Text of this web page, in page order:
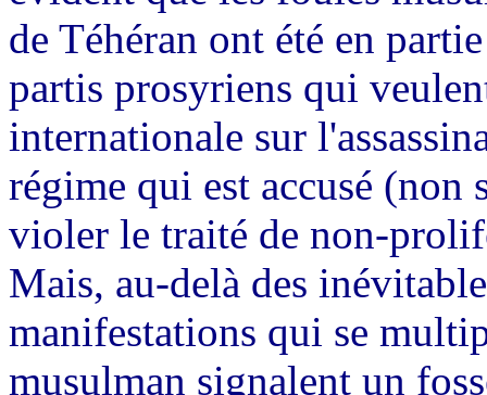
de Téhéran ont été en
partis prosyriens qui
internationale sur
régime qui est accusé (non
violer le traité de non-
Mais, au-delà des
manifestations qui se
musulman signalent un